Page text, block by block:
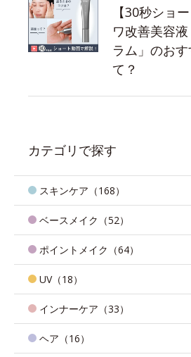
【30秒ショ
ワ改善美容
ラム」のお
て？
カテゴリで探す
スキンケア（168）
ベースメイク（52）
ポイントメイク（64）
UV（18）
インナーケア（33）
ヘア（16）